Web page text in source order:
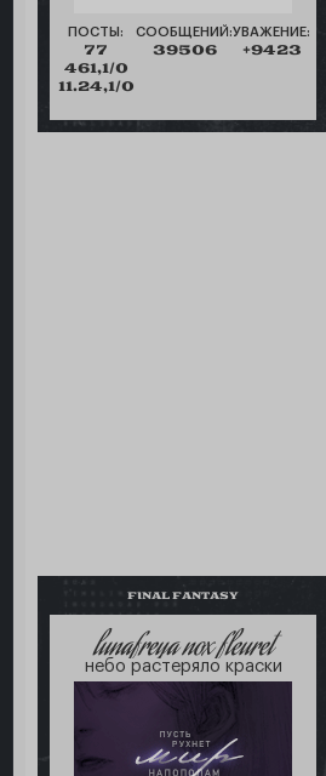
ПОСТЫ:
77
461,1/0
11.24,1/0
СООБЩЕНИЙ:
39506
УВАЖЕНИЕ:
+9423
FINAL FANTASY
lunafreya nox fleuret
небо растеряло краски